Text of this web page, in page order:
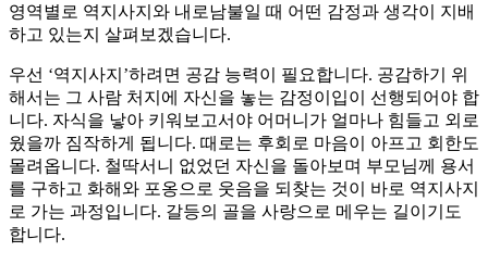
영역별로 역지사지와 내로남불일 때 어떤 감정과 생각이 지배
하고 있는지 살펴보겠습니다.
우선 ‘역지사지’하려면 공감 능력이 필요합니다. 공감하기 위
해서는 그 사람 처지에 자신을 놓는 감정이입이 선행되어야 합
니다. 자식을 낳아 키워보고서야 어머니가 얼마나 힘들고 외로
웠을까 짐작하게 됩니다. 때로는 후회로 마음이 아프고 회한도
몰려옵니다. 철딱서니 없었던 자신을 돌아보며 부모님께 용서
를 구하고 화해와 포옹으로 웃음을 되찾는 것이 바로 역지사지
로 가는 과정입니다. 갈등의 골을 사랑으로 메우는 길이기도
합니다.